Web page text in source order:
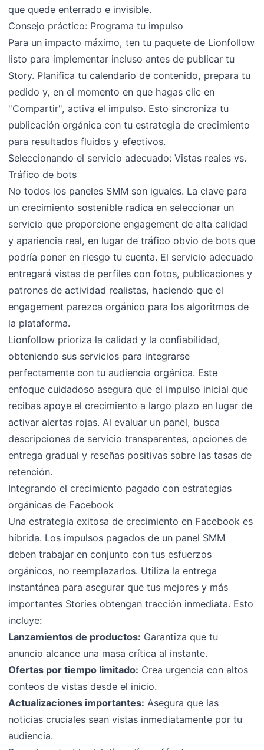
que quede enterrado e invisible.
Consejo práctico: Programa tu impulso
Para un impacto máximo, ten tu paquete de Lionfollow
listo para implementar incluso antes de publicar tu
Story. Planifica tu calendario de contenido, prepara tu
pedido y, en el momento en que hagas clic en
"Compartir", activa el impulso. Esto sincroniza tu
publicación orgánica con tu estrategia de crecimiento
para resultados fluidos y efectivos.
Seleccionando el servicio adecuado: Vistas reales vs.
Tráfico de bots
No todos los paneles SMM son iguales. La clave para
un crecimiento sostenible radica en seleccionar un
servicio que proporcione engagement de alta calidad
y apariencia real, en lugar de tráfico obvio de bots que
podría poner en riesgo tu cuenta. El servicio adecuado
entregará vistas de perfiles con fotos, publicaciones y
patrones de actividad realistas, haciendo que el
engagement parezca orgánico para los algoritmos de
la plataforma.
Lionfollow prioriza la calidad y la confiabilidad,
obteniendo sus servicios para integrarse
perfectamente con tu audiencia orgánica. Este
enfoque cuidadoso asegura que el impulso inicial que
recibas apoye el crecimiento a largo plazo en lugar de
activar alertas rojas. Al evaluar un panel, busca
descripciones de servicio transparentes, opciones de
entrega gradual y reseñas positivas sobre las tasas de
retención.
Integrando el crecimiento pagado con estrategias
orgánicas de Facebook
Una estrategia exitosa de crecimiento en Facebook es
híbrida. Los impulsos pagados de un panel SMM
deben trabajar en conjunto con tus esfuerzos
orgánicos, no reemplazarlos. Utiliza la entrega
instantánea para asegurar que tus mejores y más
importantes Stories obtengan tracción inmediata. Esto
incluye:
Lanzamientos de productos: Garantiza que tu
anuncio alcance una masa crítica al instante.
Ofertas por tiempo limitado: Crea urgencia con altos
conteos de vistas desde el inicio.
Actualizaciones importantes: Asegura que las
noticias cruciales sean vistas inmediatamente por tu
audiencia.